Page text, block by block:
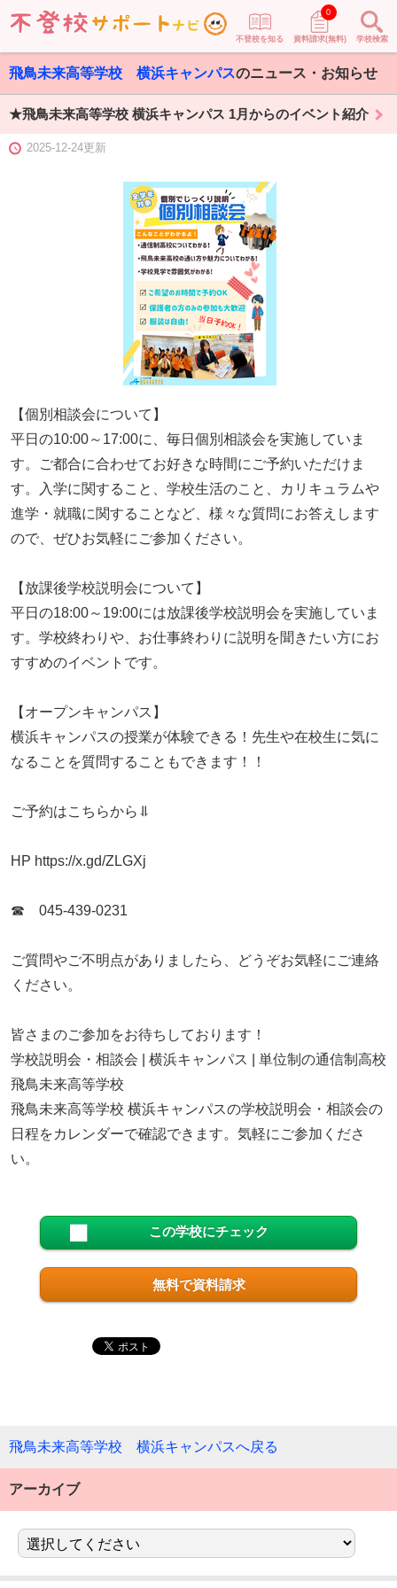
不登校を知る 資料請求(無料)
0
学校検索
飛鳥未来高等学校 横浜キャンパスのニュース・お知らせ
★飛鳥未来高等学校 横浜キャンパス 1月からのイベント紹介
2025-12-24更新
【個別相談会について】
平日の10:00～17:00に、毎日個別相談会を実施していま
す。ご都合に合わせてお好きな時間にご予約いただけま
す。入学に関すること、学校生活のこと、カリキュラムや
進学・就職に関することなど、様々な質問にお答えします
ので、ぜひお気軽にご参加ください。
【放課後学校説明会について】
平日の18:00～19:00には放課後学校説明会を実施していま
す。学校終わりや、お仕事終わりに説明を聞きたい方にお
すすめのイベントです。
【オープンキャンパス】
横浜キャンパスの授業が体験できる！先生や在校生に気に
なることを質問することもできます！！
ご予約はこちらから⥥
HP https://x.gd/ZLGXj
☎ 045-439-0231
ご質問やご不明点がありましたら、どうぞお気軽にご連絡
ください。
皆さまのご参加をお待ちしております！
学校説明会・相談会 | 横浜キャンパス | 単位制の通信制高校
飛鳥未来高等学校
飛鳥未来高等学校 横浜キャンパスの学校説明会・相談会の
日程をカレンダーで確認できます。気軽にご参加くださ
い。
この学校にチェック
無料で資料請求
飛鳥未来高等学校 横浜キャンパスへ戻る
アーカイブ